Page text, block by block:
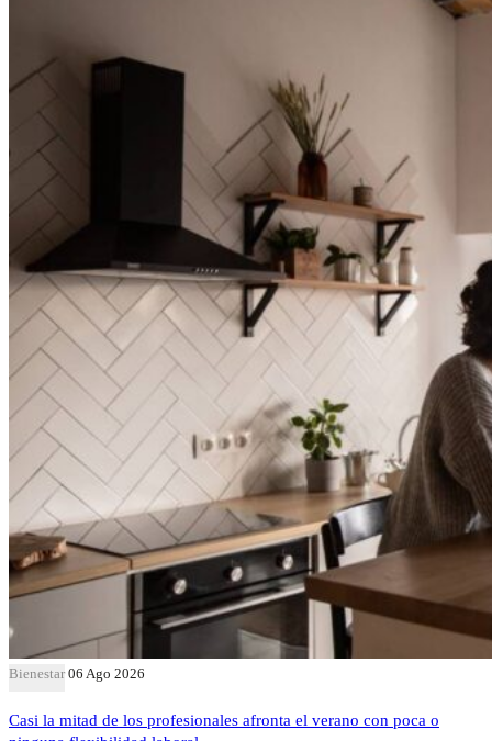
Bienestar 06 Ago 2026
Casi la mitad de los profesionales afronta el verano con poca o